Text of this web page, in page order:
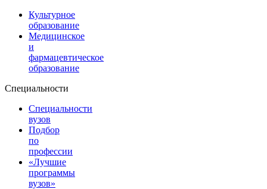
Культурное
образование
Медицинское
и
фармацевтическое
образование
Специальности
Специальности
вузов
Подбор
по
профессии
«Лучшие
программы
вузов»